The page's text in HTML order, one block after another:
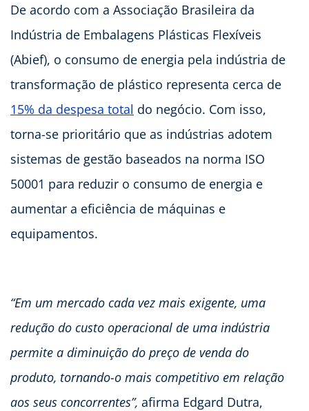
De acordo com a Associação Brasileira da
Indústria de Embalagens Plásticas Flexíveis
(Abief), o consumo de energia pela indústria de
transformação de plástico representa cerca de
15% da despesa total do negócio. Com isso,
torna-se prioritário que as indústrias adotem
sistemas de gestão baseados na norma ISO
50001 para reduzir o consumo de energia e
aumentar a eficiência de máquinas e
equipamentos.
“Em um mercado cada vez mais exigente, uma
redução do custo operacional de uma indústria
permite a diminuição do preço de venda do
produto, tornando-o mais competitivo em relação
aos seus concorrentes”, afirma Edgard Dutra,